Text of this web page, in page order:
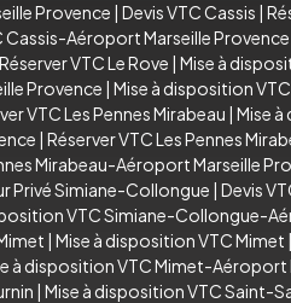
Provence | Devis VTC Cassis |
Cassis-Aéroport Marseille Provence
Réserver VTC Le Rove | Mise à
Provence | Mise à disposition
VTC Les Pennes Mirabeau | Mise à
| Réserver VTC Les Pennes
Mirabeau-Aéroport Marseille
Privé Simiane-Collongue | Devis
VTC Simiane-Collongue-
| Mise à disposition VTC Mimet |
à disposition VTC Mimet-Aéroport
| Mise à disposition VTC Saint-